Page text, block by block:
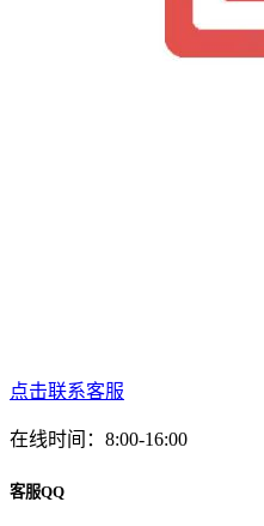
点击联系客服
在线时间：8:00-16:00
客服QQ